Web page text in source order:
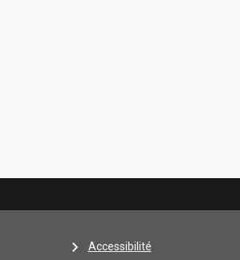
Accessibilité